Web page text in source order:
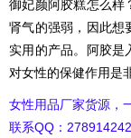
御妃颜阿胶糕怎么样
肾气的强弱，因此想
实用的产品。阿胶是
对女性的保健作用是
女性用品厂家货源，
联系QQ：